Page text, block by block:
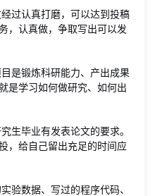
过认真打磨，可以达到投稿
，认真做，争取写出可以发
是锻炼科研能力、产出成果
是学习如何做研究、如何出
生毕业有发表论文的要求。
，给自己留出充足的时间应
验数据、写过的程序代码、